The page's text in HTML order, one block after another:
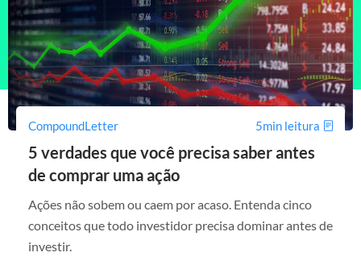
CompoundLetter 5min leitura
5 verdades que você precisa saber antes
de comprar uma ação
Ações não sobem ou caem por acaso. Entenda cinco
conceitos que todo investidor precisa dominar antes de
investir.